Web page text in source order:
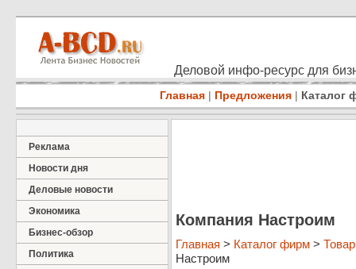
Деловой инфо-ресурс для
Главная | Предложения | Каталог
Реклама
Новости дня
Деловые новости
Экономика
Бизнес-обзор
Политика
Компания Настроим
Главная > Каталог фирм >
Настроим